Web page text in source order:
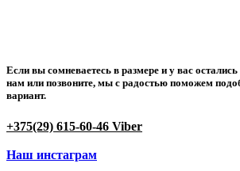
Если вы сомневаетесь в размере и у вас
нам или позвоните, мы с радостью поможем
вариант.
+375(29) 615-60-46 Viber
Наш инстаграм